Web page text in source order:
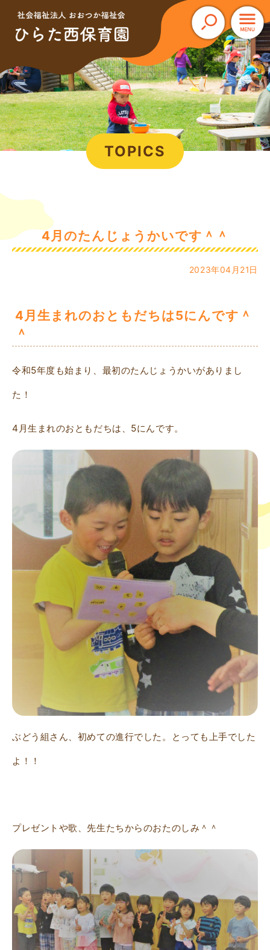
TOPICS
4月のたんじょうかいです＾＾
2023年04月21日
4月生まれのおともだちは5にんです＾
＾
令和5年度も始まり、最初のたんじょうかいがありまし
た！
4月生まれのおともだちは、5にんです。
ぶどう組さん、初めての進行でした。とっても上手でした
よ！！
プレゼントや歌、先生たちからのおたのしみ＾＾